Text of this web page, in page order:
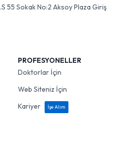
55 Sokak No:2 Aksoy Plaza Giriş
PROFESYONELLER
Doktorlar İçin
Web Siteniz İçin
Kariyer
İşe Alım